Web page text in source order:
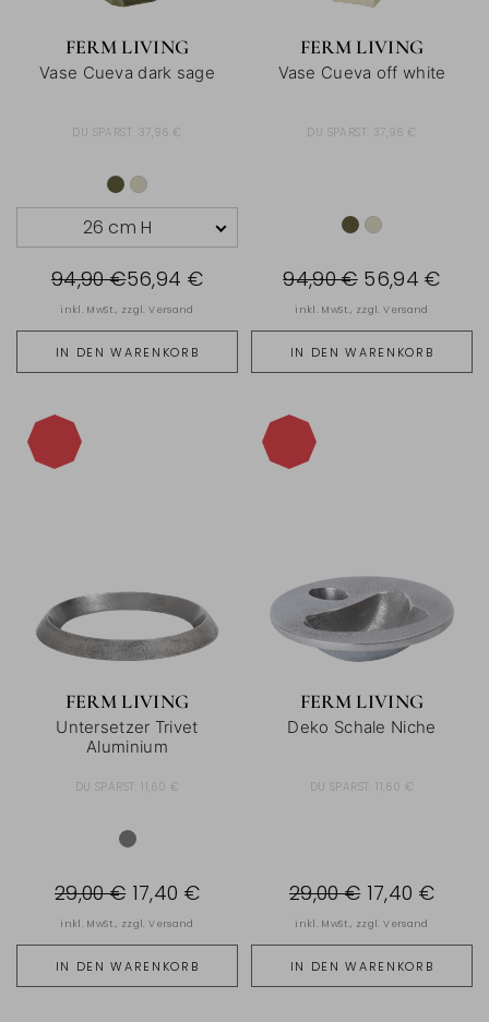
FERM LIVING
Vase Cueva dark sage
DU SPARST: 37,96 €
26 cm H
IN DEN WARENKORB
94,90 €56,94 €
inkl. MwSt., zzgl.Versand
FERM LIVING
Vase Cueva off white
DU SPARST: 37,96 €
IN DEN WARENKORB
94,90 € 56,94 €
inkl. MwSt., zzgl.Versand
FERM LIVING
Untersetzer Trivet
Aluminium
DU SPARST: 11,60 €
IN DEN WARENKORB
29,00 € 17,40 €
inkl. MwSt., zzgl.Versand
FERM LIVING
Deko Schale Niche
DU SPARST: 11,60 €
IN DEN WARENKORB
29,00 € 17,40 €
inkl. MwSt., zzgl.Versand